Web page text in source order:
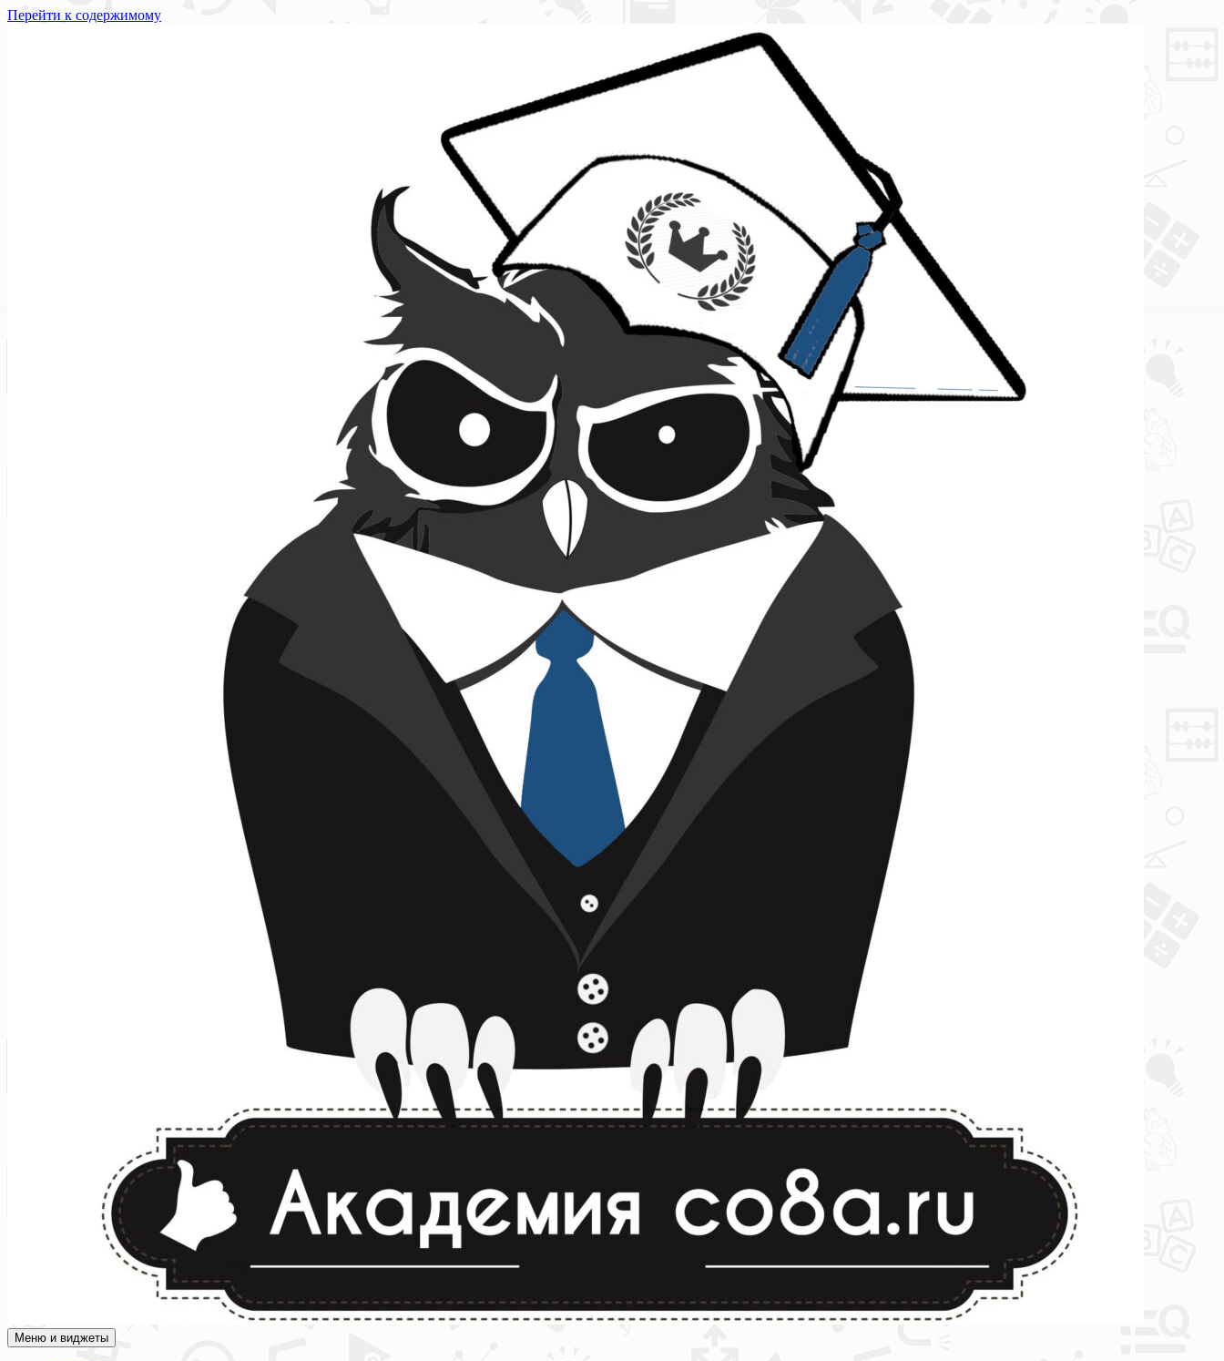
Перейти к содержимому
Академия СОВА
Подготовка к ЕГЭ, ОГЭ, ВПР, МЦКО, СтатГрад, КДР, ВОШ, олимпиады и конкурсы
Меню и виджеты